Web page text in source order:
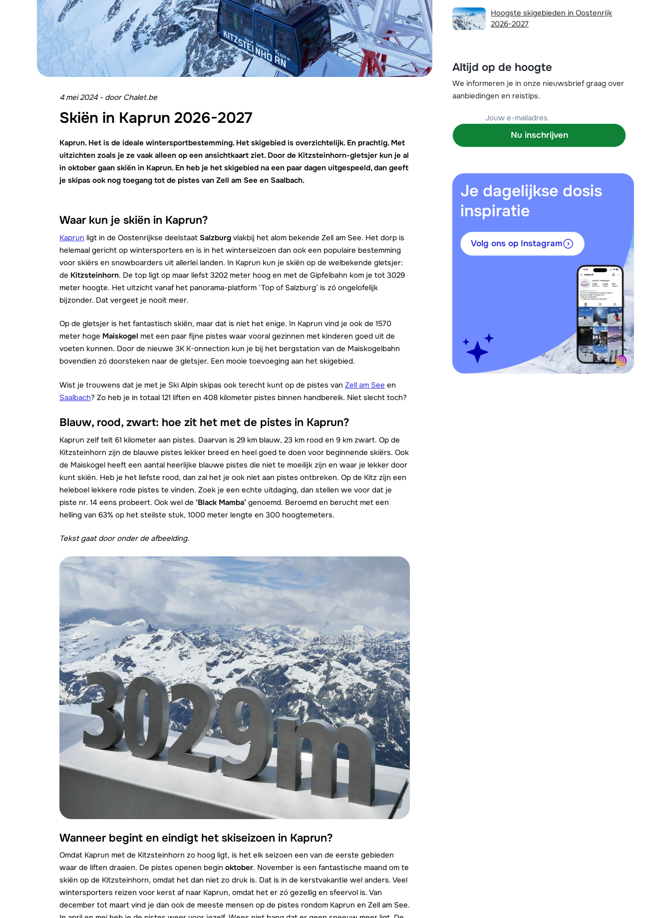
Plan een terugbelverzoek
Morgen om 10:00 uur weer beschikbaar:
Bel ons via 03 3037838
4 mei 2024 - doorChalet.be
Skiën in Kaprun 2026-2027
Kaprun. Het is de ideale wintersportbestemming. Het skigebied is overzichtelijk. En prachtig. Met
uitzichten zoals je ze vaak alleen op een ansichtkaart ziet. Door de Kitzsteinhorn-gletsjer kun je al
in oktober gaan skiën in Kaprun. En heb je het skigebied na een paar dagen uitgespeeld, dan geeft
je skipas ook nog toegang tot de pistes van Zell am See en Saalbach.
Waar kun je skiën in Kaprun?
Kaprun ligt in de Oostenrijkse deelstaat Salzburg vlakbij het alom bekende Zell am See. Het dorp is
helemaal gericht op wintersporters en is in het winterseizoen dan ook een populaire bestemming
voor skiërs en snowboarders uit allerlei landen. In Kaprun kun je skiën op de welbekende gletsjer:
de Kitzsteinhorn. De top ligt op maar liefst 3202 meter hoog en met de Gipfelbahn kom je tot 3029
meter hoogte. Het uitzicht vanaf het panorama-platform ‘Top of Salzburg’ is zó ongelofelijk
bijzonder. Dat vergeet je nooit meer.
Op de gletsjer is het fantastisch skiën, maar dat is niet het enige. In Kaprun vind je ook de 1570
meter hoge Maiskogel met een paar fijne pistes waar vooral gezinnen met kinderen goed uit de
voeten kunnen. Door de nieuwe 3K K-onnection kun je bij het bergstation van de Maiskogelbahn
bovendien zó doorsteken naar de gletsjer. Een mooie toevoeging aan het skigebied.
Wist je trouwens dat je met je Ski Alpin skipas ook terecht kunt op de pistes van Zell am See en
Saalbach? Zo heb je in totaal 121 liften en 408 kilometer pistes binnen handbereik. Niet slecht toch?
Blauw, rood, zwart: hoe zit het met de pistes in Kaprun?
Kaprun zelf telt 61 kilometer aan pistes. Daarvan is 29 km blauw, 23 km rood en 9 km zwart. Op de
Kitzsteinhorn zijn de blauwe pistes lekker breed en heel goed te doen voor beginnende skiërs. Ook
de Maiskogel heeft een aantal heerlijke blauwe pistes die niet te moeilijk zijn en waar je lekker door
kunt skiën. Heb je het liefste rood, dan zal het je ook niet aan pistes ontbreken. Op de Kitz zijn een
heleboel lekkere rode pistes te vinden. Zoek je een echte uitdaging, dan stellen we voor dat je
piste nr. 14 eens probeert. Ook wel de ‘Black Mamba’ genoemd. Beroemd en berucht met een
helling van 63% op het steilste stuk, 1000 meter lengte en 300 hoogtemeters.
Tekst gaat door onder de afbeelding.
Wanneer begint en eindigt het skiseizoen in Kaprun?
Omdat Kaprun met de Kitzsteinhorn zo hoog ligt, is het elk seizoen een van de eerste gebieden
waar de liften draaien. De pistes openen begin oktober. November is een fantastische maand om te
skiën op de Kitzsteinhorn, omdat het dan niet zo druk is. Dat is in de kerstvakantie wel anders. Veel
wintersporters reizen voor kerst af naar Kaprun, omdat het er zó gezellig en sfeervol is. Van
december tot maart vind je dan ook de meeste mensen op de pistes rondom Kaprun en Zell am See.
Hoogste skigebieden in Oostenrijk
2026-2027
Altijd op de hoogte
We informeren je in onze nieuwsbrief graag over
aanbiedingen en reistips.
Nu inschrijven
Je dagelijkse dosis
inspiratie
Volg ons op Instagram